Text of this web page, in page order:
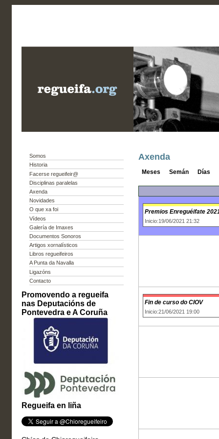
Somos
Historia
Facerse regueifeir@
Disciplinas paralelas
Axenda
Novidades
O que xa foi
Vídeos
Galería de Imaxes
Documentos Sonoros
Artigos xornalísticos
Libros regueifeiros
A Punta da Navalla
Ligazóns
Contacto
Promovendo a regueifa
nas Deputacións de
Pontevedra e A Coruña
Regueifa en liña
Axenda
Meses Semán Días
Premios Enreguéifate
Inicio:19/06/2021 21:32
Fin de curso do CIOV
Inicio:21/06/2021 19:00